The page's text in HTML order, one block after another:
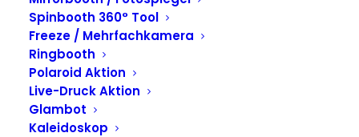
Spinbooth 360° Tool
Freeze / Mehrfachkamera
Ringbooth
Polaroid Aktion
Live-Druck Aktion
Glambot
Kaleidoskop